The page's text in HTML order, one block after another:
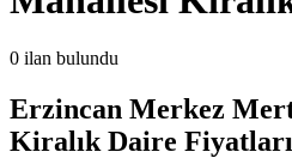
0 ilan bulundu
Erzincan Merkez
Kiralık Daire Fiyatları